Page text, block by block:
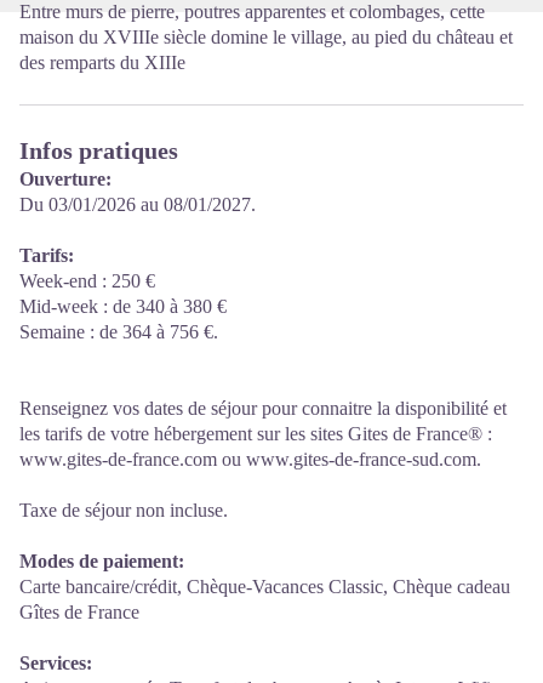
Entre murs de pierre, poutres apparentes et colombages, cette
maison du XVIIIe siècle domine le village, au pied du château et
des remparts du XIIIe
Infos pratiques
Ouverture:
Du 03/01/2026 au 08/01/2027.
Tarifs:
Week-end : 250 €
Mid-week : de 340 à 380 €
Semaine : de 364 à 756 €.
Renseignez vos dates de séjour pour connaitre la disponibilité et
les tarifs de votre hébergement sur les sites Gites de France® :
www.gites-de-france.com ou www.gites-de-france-sud.com.
Taxe de séjour non incluse.
Modes de paiement:
Carte bancaire/crédit, Chèque-Vacances Classic, Chèque cadeau
Gîtes de France
Services: